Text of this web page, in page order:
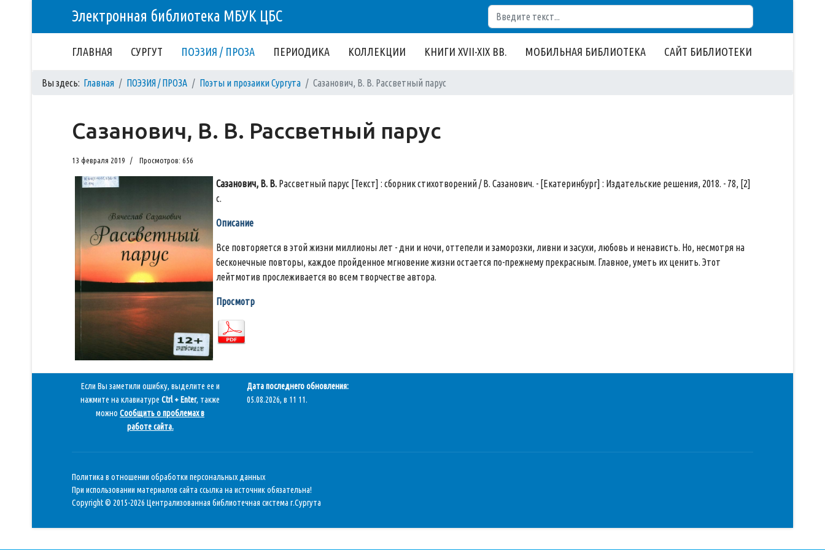
Электронная библиотека МБУК ЦБС
ГЛАВНАЯ СУРГУТ ПОЭЗИЯ / ПРОЗА ПЕРИОДИКА КОЛЛЕКЦИИ КНИГИ XVII-XIX ВВ. МОБИЛЬНАЯ БИБЛИОТЕКА САЙТ БИБЛИОТЕКИ
Вы здесь: Главная ПОЭЗИЯ / ПРОЗА Поэты и прозаики Сургута Сазанович, В. В. Рассветный парус
Сазанович, В. В. Рассветный парус
13 февраля 2019 Просмотров: 656
Сазанович, В. В. Рассветный парус [Текст] : сборник стихотворений / В. Сазанович. - [Екатеринбург] : Издательские решения, 2018. - 78, [2]
с.
Описание
Все повторяется в этой жизни миллионы лет - дни и ночи, оттепели и заморозки, ливни и засухи, любовь и ненависть. Но, несмотря на
бесконечные повторы, каждое пройденное мгновение жизни остается по-прежнему прекрасным. Главное, уметь их ценить. Этот
лейтмотив прослеживается во всем творчестве автора.
Просмотр
Если Вы заметили ошибку, выделите ее и
нажмите на клавиатуре Ctrl + Enter, также
можно Сообщить о проблемах в
работе сайта.
Дата последнего обновления:
05.08.2026, в 11 11.
Политика в отношении обработки персональных данных
При использовании материалов сайта ссылка на источник обязательна!
Copyright © 2015-2026 Централизованная библиотечная система г.Сургута